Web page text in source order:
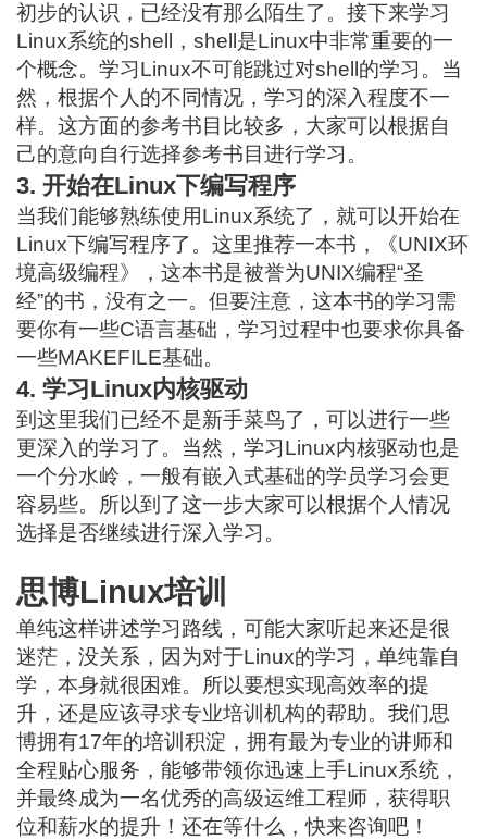
初步的认识，已经没有那么陌生了。接下来学习
Linux系统的shell，shell是Linux中非常重要的一
个概念。学习Linux不可能跳过对shell的学习。当
然，根据个人的不同情况，学习的深入程度不一
样。这方面的参考书目比较多，大家可以根据自
己的意向自行选择参考书目进行学习。
3. 开始在Linux下编写程序
当我们能够熟练使用Linux系统了，就可以开始在
Linux下编写程序了。这里推荐一本书，《UNIX环
境高级编程》，这本书是被誉为UNIX编程“圣
经”的书，没有之一。但要注意，这本书的学习需
要你有一些C语言基础，学习过程中也要求你具备
一些MAKEFILE基础。
4. 学习Linux内核驱动
到这里我们已经不是新手菜鸟了，可以进行一些
更深入的学习了。当然，学习Linux内核驱动也是
一个分水岭，一般有嵌入式基础的学员学习会更
容易些。所以到了这一步大家可以根据个人情况
选择是否继续进行深入学习。
思博Linux培训
单纯这样讲述学习路线，可能大家听起来还是很
迷茫，没关系，因为对于Linux的学习，单纯靠自
学，本身就很困难。所以要想实现高效率的提
升，还是应该寻求专业培训机构的帮助。我们思
博拥有17年的培训积淀，拥有最为专业的讲师和
全程贴心服务，能够带领你迅速上手Linux系统，
并最终成为一名优秀的高级运维工程师，获得职
位和薪水的提升！还在等什么，快来咨询吧！